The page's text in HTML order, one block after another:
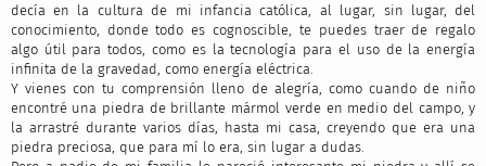
decía en la cultura de mi infancia católica, al lugar, sin lugar, del
conocimiento, donde todo es cognoscible, te puedes traer de regalo
algo útil para todos, como es la tecnología para el uso de la energía
infinita de la gravedad, como energía eléctrica.
Y vienes con tu comprensión lleno de alegría, como cuando de niño
encontré una piedra de brillante mármol verde en medio del campo, y
la arrastré durante varios días, hasta mi casa, creyendo que era una
piedra preciosa, que para mí lo era, sin lugar a dudas.